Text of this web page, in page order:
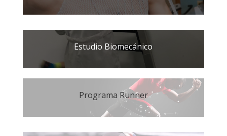
Estudio Biomecánico
Programa Runner